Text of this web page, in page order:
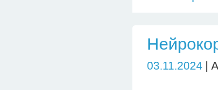
03.11.2024 |